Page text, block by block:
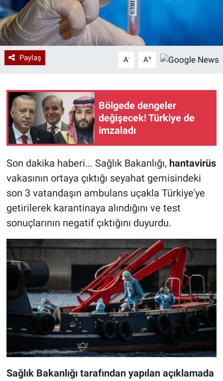
Paylaş A- A+
Bölgede dengeler
değişecek! Türkiye de
imzaladı
Son dakika haberi... Sağlık Bakanlığı, hantavirüs
vakasının ortaya çıktığı seyahat gemisindeki
son 3 vatandaşın ambulans uçakla Türkiye'ye
getirilerek karantinaya alındığını ve test
sonuçlarının negatif çıktığını duyurdu.
Sağlık Bakanlığı tarafından yapılan açıklamada
Sağlık
Teknoloji
Ramazan